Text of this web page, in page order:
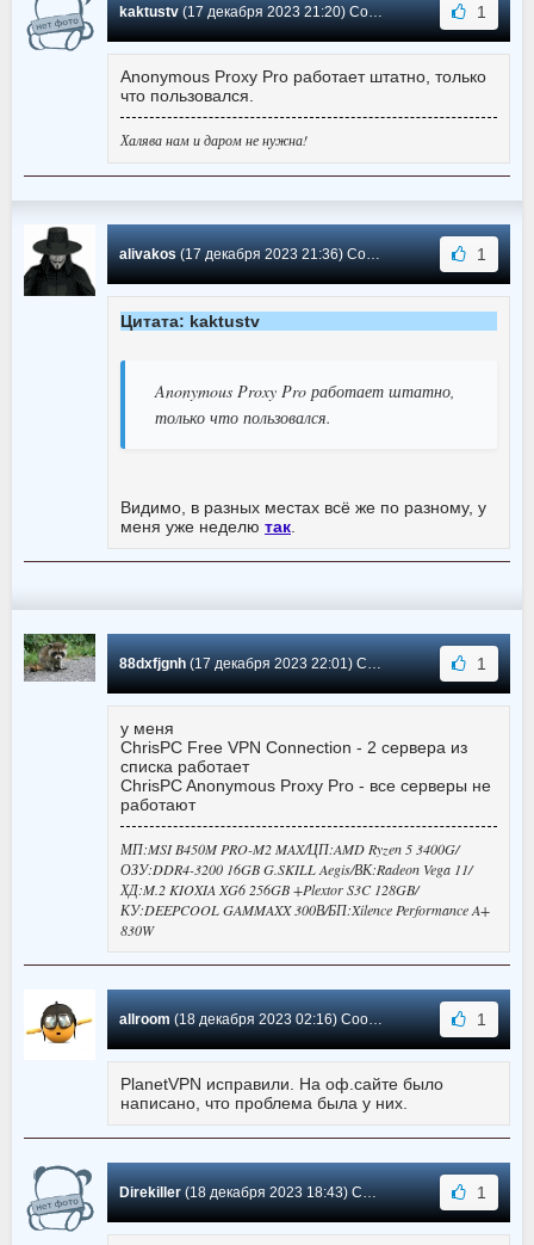
kaktustv(17 декабря 2023 21:20) Сообщение #170 1
Anonymous Proxy Pro работает штатно, только
что пользовался.
Халява нам и даром не нужна!
alivakos(17 декабря 2023 21:36) Сообщение #169 1
Цитата: kaktustv
Anonymous Proxy Pro работает штатно,
только что пользовался.
Видимо, в разных местах всё же по разному, у
меня уже неделю так
88dxfjgnh(17 декабря 2023 22:01) Сообщение #168 1
у меня
ChrisPC Free VPN Connection - 2 сервера из
списка работает
ChrisPC Anonymous Proxy Pro - все серверы не
работают
МП:MSI B450M PRO-M2 MAX/ЦП:AMD Ryzen 5 3400G/
ОЗУ:DDR4-3200 16GB G.SKILL Aegis/ВК:Radeon Vega 11/
ХД:M.2 KIOXIA XG6 256GB +Plextor S3C 128GB/
КУ:DEEPCOOL GAMMAXX 300В/БП:Xilence Performance A+
830W
allroom(18 декабря 2023 02:16) Сообщение #167 1
PlanetVPN исправили. На оф.сайте было
написано, что проблема была у них.
Direkiller(18 декабря 2023 18:43) Сообщение #166 1